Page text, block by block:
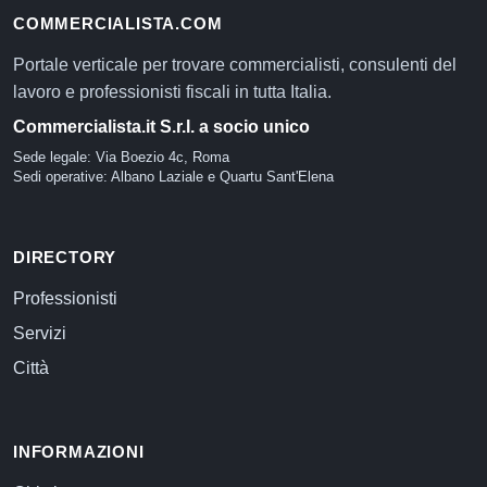
COMMERCIALISTA.COM
Portale verticale per trovare commercialisti, consulenti del
lavoro e professionisti fiscali in tutta Italia.
Commercialista.it S.r.l. a socio unico
Sede legale: Via Boezio 4c, Roma
Sedi operative: Albano Laziale e Quartu Sant'Elena
DIRECTORY
Professionisti
Servizi
Città
INFORMAZIONI